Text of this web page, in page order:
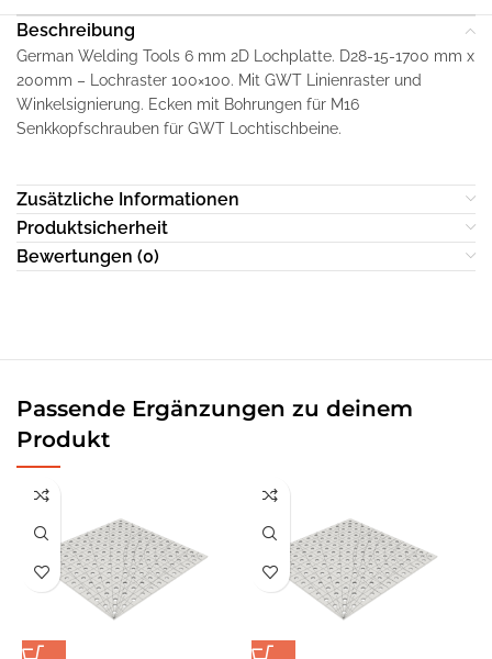
Beschreibung
German Welding Tools 6 mm 2D Lochplatte. D28-15-1700 mm x
200mm – Lochraster 100×100. Mit GWT Linienraster und
Winkelsignierung. Ecken mit Bohrungen für M16
Senkkopfschrauben für GWT Lochtischbeine.
Zusätzliche Informationen
Produktsicherheit
Bewertungen (0)
Passende Ergänzungen zu deinem
Produkt